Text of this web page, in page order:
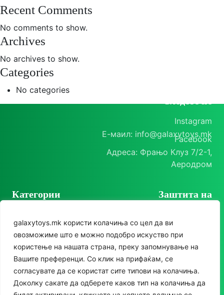
galaxytoys.mk користи колачиња со цел да ви
овозможиме што е можно подобро искуство при
користење на нашата страна, преку запомнување на
Вашите преференци. Со клик на прифаќам, се
согласувате да се користат сите типови на колачиња.
Доколку сакате да одберете каков тип на колачиња да
Recent Comments
No comments to show.
Archives
No archives to show.
Categories
No categories
Е-маил: info@galaxytoys.mk
Адреса: Фрањо Клуз 7/2-1,
Аеродром
Категории
Сезонска опрема
Друштвени игри
За двор
Едукативни
Заштита на
Политика на
приватност
Политика за колачиња
Instagram
Facebook